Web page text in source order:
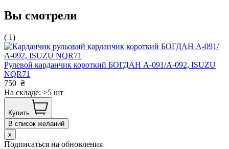
Вы смотрели
( 1)
Рулевой карданчик короткий БОГДАН А-091/А-092, ISUZU
NQR71
750 ₴
На складе: >5 шт
Купить
В список желаний
x
Подписаться на обновления